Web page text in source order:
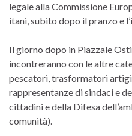
legale alla Commissione
itani, subito dopo il pranzo e
Il giorno dopo in Piazzale
incontreranno con le altre
pescatori, trasformatori
rappresentanze di sindaci e
cittadini e della Difesa
comunità).